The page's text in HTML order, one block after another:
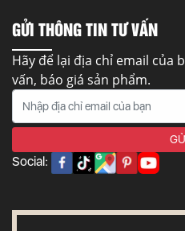
GỬI THÔNG TIN TƯ VẤN
Hãy để lại địa chỉ email của
vấn, báo giá sản phẩm.
Social: